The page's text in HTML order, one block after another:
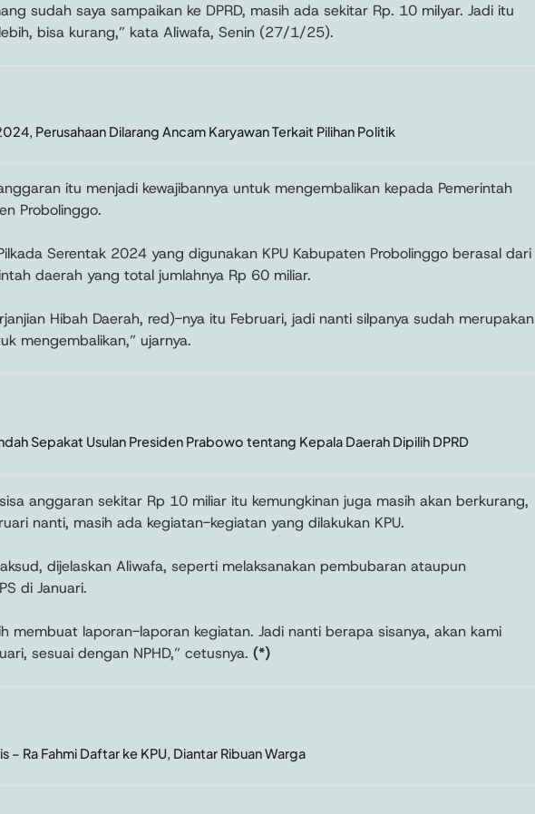
sudah saya sampaikan ke DPRD, masih ada sekitar Rp. 10 milyar. Jadi itu
bisa kurang,” kata Aliwafa, Senin (27/1/25).
Perusahaan Dilarang Ancam Karyawan Terkait Pilihan Politik
itu menjadi kewajibannya untuk mengembalikan kepada Pemerintah
Probolinggo.
Serentak 2024 yang digunakan KPU Kabupaten Probolinggo berasal dari
daerah yang total jumlahnya Rp 60 miliar.
Hibah Daerah, red)-nya itu Februari, jadi nanti silpanya sudah merupakan
mengembalikan,” ujarnya.
Sepakat Usulan Presiden Prabowo tentang Kepala Daerah Dipilih DPRD
anggaran sekitar Rp 10 miliar itu kemungkinan juga masih akan berkurang,
nanti, masih ada kegiatan-kegiatan yang dilakukan KPU.
dijelaskan Aliwafa, seperti melaksanakan pembubaran ataupun
di Januari.
membuat laporan-laporan kegiatan. Jadi nanti berapa sisanya, akan kami
sesuai dengan NPHD,” cetusnya. (*)
– Ra Fahmi Daftar ke KPU, Diantar Ribuan Warga